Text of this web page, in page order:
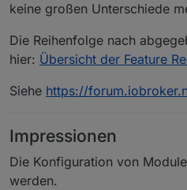
keine großen Unterschiede
Die Reihenfolge nach
hier: Übersicht der Feature
Siehe https://
Impressionen
Die Konfiguration von
werden.